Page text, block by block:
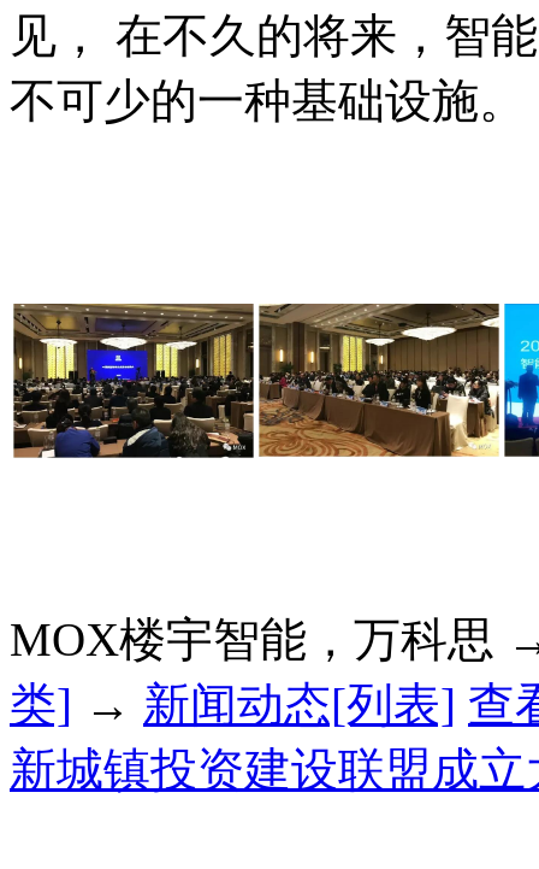
见， 在不久的将来，智
不可少的一种基础设施。
MOX楼宇智能，万科思
类] → 新闻动态[列表] 查
新城镇投资建设联盟成